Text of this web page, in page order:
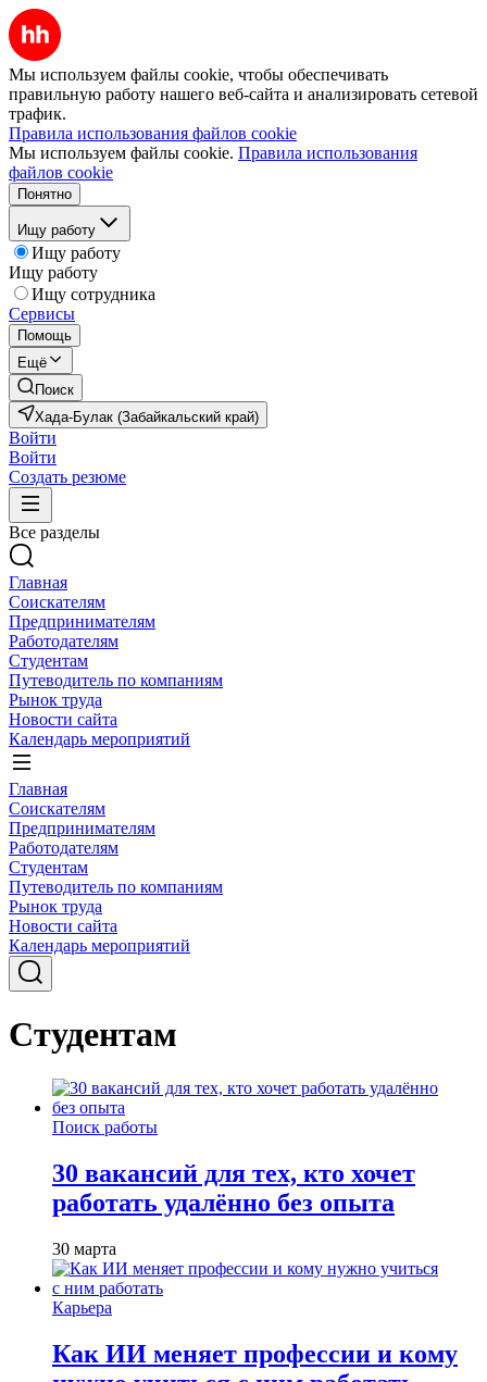
Мы используем файлы cookie, чтобы обеспечивать
правильную работу нашего веб-сайта и анализировать сетевой
трафик.
Правила использования файлов cookie
Мы используем файлы cookie. Правила использования
файлов cookie
Понятно
Ищу работу
Ищу работу
Ищу работу
Ищу сотрудника
Сервисы
Помощь
Ещё
Поиск
Хада-Булак (Забайкальский край)
Войти
Войти
Создать резюме
Все разделы
Главная
Соискателям
Предпринимателям
Работодателям
Студентам
Путеводитель по компаниям
Рынок труда
Новости сайта
Календарь мероприятий
Главная
Соискателям
Предпринимателям
Работодателям
Студентам
Путеводитель по компаниям
Рынок труда
Новости сайта
Календарь мероприятий
Студентам
Поиск работы
30 вакансий для тех, кто хочет
работать удалённо без опыта
30 марта
Карьера
Как ИИ меняет профессии и кому